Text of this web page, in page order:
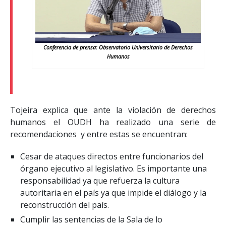
Conferencia de prensa: Observatorio Universitario de Derechos
Humanos
Tojeira explica que ante la violación de derechos
humanos el OUDH ha realizado una serie de
recomendaciones y entre estas se encuentran:
Cesar de ataques directos entre funcionarios del
órgano ejecutivo al legislativo. Es importante una
responsabilidad ya que refuerza la cultura
autoritaria en el país ya que impide el diálogo y la
reconstrucción del país.
Cumplir las sentencias de la Sala de lo